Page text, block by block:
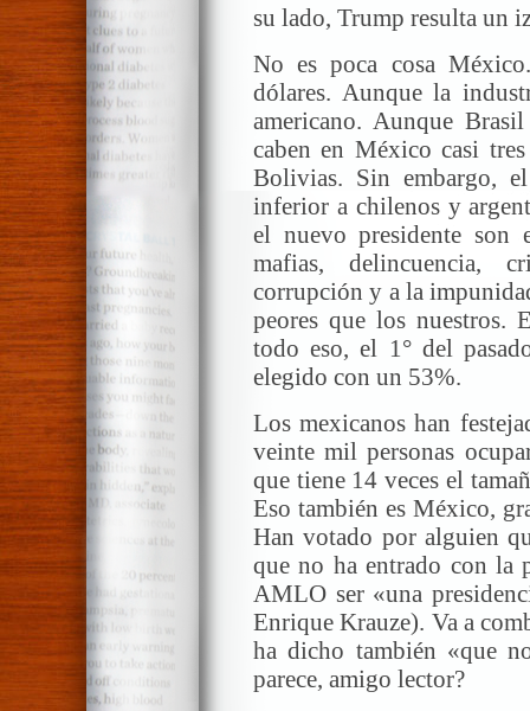
su lado, Trump resulta un
No es poca cosa
dólares. Aunque la
americano. Aunque
caben en México casi
Bolivias. Sin embargo,
inferior a chilenos y
el nuevo presidente son
mafias, delincuencia,
corrupción y a la
peores que los nuestros.
todo eso, el 1° del
elegido con un 53%.
Los mexicanos han
veinte mil personas
que tiene 14 veces el
Eso también es México,
Han votado por alguien
que no ha entrado con la
AMLO ser «una
Enrique Krauze). Va a
ha dicho también «que
parece, amigo lector?